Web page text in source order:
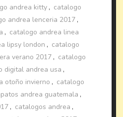
andrea kitty , catalogo
andrea lenceria 2017 ,
, catalogo andrea linea
lipsy london , catalogo
verano 2017 , catalogo
digital andrea usa ,
otoño invierno , catalogo
andrea guatemala ,
, catalogos andrea ,